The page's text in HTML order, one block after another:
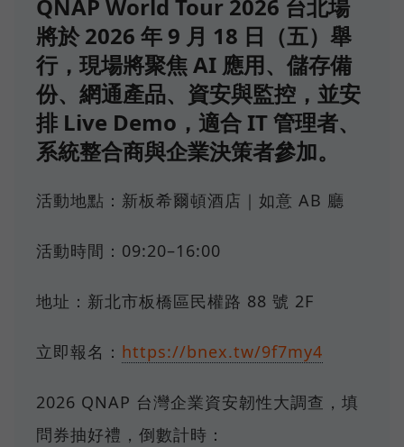
QNAP World Tour 2026 台北場
將於 2026 年 9 月 18 日（五）舉
行，現場將聚焦 AI 應用、儲存備
份、網通產品、資安與監控，並安
排 Live Demo，適合 IT 管理者、
系統整合商與企業決策者參加。
活動地點：新板希爾頓酒店｜如意 AB 廳
活動時間：09:20–16:00
地址：新北市板橋區民權路 88 號 2F
立即報名： https://bnex.tw/9f7my4
2026 QNAP 台灣企業資安韌性大調查，填
問券抽好禮，倒數計時：